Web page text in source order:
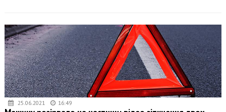
25.06.2021 16:49